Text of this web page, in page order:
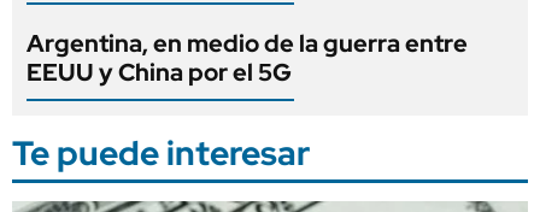
Argentina, en medio de la guerra entre
EEUU y China por el 5G
Te puede interesar